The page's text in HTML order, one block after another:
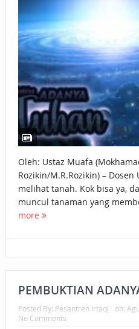
Oleh: Ustaz Muafa
Rozikin/M.R.Rozikin) –
melihat tanah. Kok bisa ya,
muncul tanaman yang
more
PEMBUKTIAN
Posted By: Pesantren Irtaqi on:
No Comments